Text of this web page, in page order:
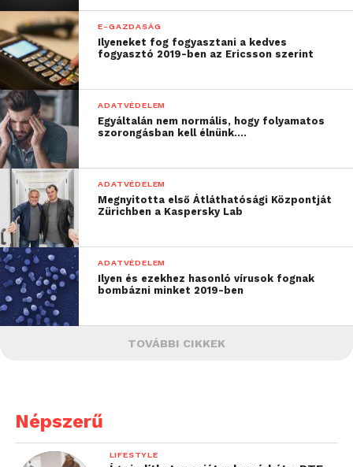
E-GAZDASÁG
Ilyeneket fog fogyasztani a kedves
fogyasztó 2019-ben az Ericsson szerint
ADATVÉDELEM
Egyáltalán nem normális, hogy folyamatos
szorongásban kell élnünk….
ADATVÉDELEM
Megnyitotta első Átláthatósági Központját
Zürichben a Kaspersky Lab
ADATVÉDELEM
Ilyen és ezekhez hasonló vírusok fognak
bombázni minket 2019-ben
TOVÁBBI CIKKEK
Népszerű
LIFESTYLE